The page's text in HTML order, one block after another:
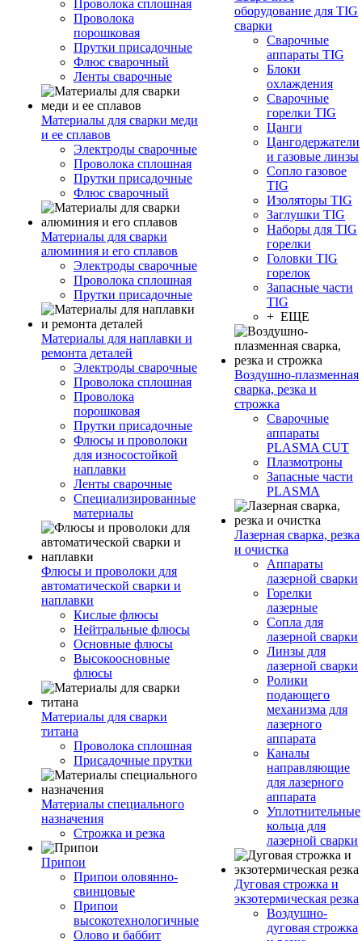
Проволока сплошная
Проволока
порошковая
Прутки присадочные
Флюс сварочный
Ленты сварочные
Материалы для сварки меди
и ее сплавов
Электроды сварочные
Проволока сплошная
Прутки присадочные
Флюс сварочный
Материалы для сварки
алюминия и его сплавов
Электроды сварочные
Проволока сплошная
Прутки присадочные
Материалы для наплавки и
ремонта деталей
Электроды сварочные
Проволока сплошная
Проволока
порошковая
Прутки присадочные
Флюсы и проволоки
для износостойкой
наплавки
Ленты сварочные
Специализированные
материалы
Флюсы и проволоки для
автоматической сварки и
наплавки
Кислые флюсы
Нейтральные флюсы
Основные флюсы
Высокоосновные
флюсы
Материалы для сварки
титана
Проволока сплошная
Присадочные прутки
Материалы специального
назначения
Строжка и резка
Припои
Припои оловянно-
свинцовые
Припои
высокотехнологичные
Олово и баббит
оборудование для TIG
сварки
Сварочные
аппараты TIG
Блоки
охлаждения
Сварочные
горелки TIG
Цанги
Цангодержатели
и газовые линзы
Сопло газовое
TIG
Изоляторы TIG
Заглушки TIG
Наборы для TIG
горелки
Головки TIG
горелок
Запасные части
TIG
+ ЕЩЕ
Воздушно-плазменная
сварка, резка и
строжка
Сварочные
аппараты
PLASMA CUT
Плазмотроны
Запасные части
PLASMA
Лазерная сварка, резка
и очистка
Аппараты
лазерной сварки
Горелки
лазерные
Сопла для
лазерной сварки
Линзы для
лазерной сварки
Ролики
подающего
механизма для
лазерного
аппарата
Каналы
направляющие
для лазерного
аппарата
Уплотнительные
кольца для
лазерной сварки
Дуговая строжка и
экзотермическая резка
Воздушно-
дуговая строжка